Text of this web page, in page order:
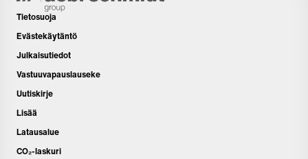
Tietosuoja
Evästekäytäntö
Julkaisutiedot
Vastuuvapauslauseke
Uutiskirje
Lisää
Latausalue
CO₂-laskuri